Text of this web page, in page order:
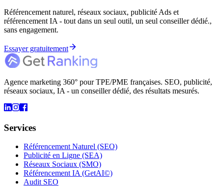
Référencement naturel, réseaux sociaux, publicité Ads et
référencement IA - tout dans un seul outil, un seul conseiller dédié.,
sans engagement.
Essayer gratuitement
Agence marketing 360° pour TPE/PME françaises. SEO, publicité,
réseaux sociaux, IA - un conseiller dédié, des résultats mesurés.
Services
Référencement Naturel (SEO)
Publicité en Ligne (SEA)
Réseaux Sociaux (SMO)
Référencement IA (GetAI©)
Audit SEO